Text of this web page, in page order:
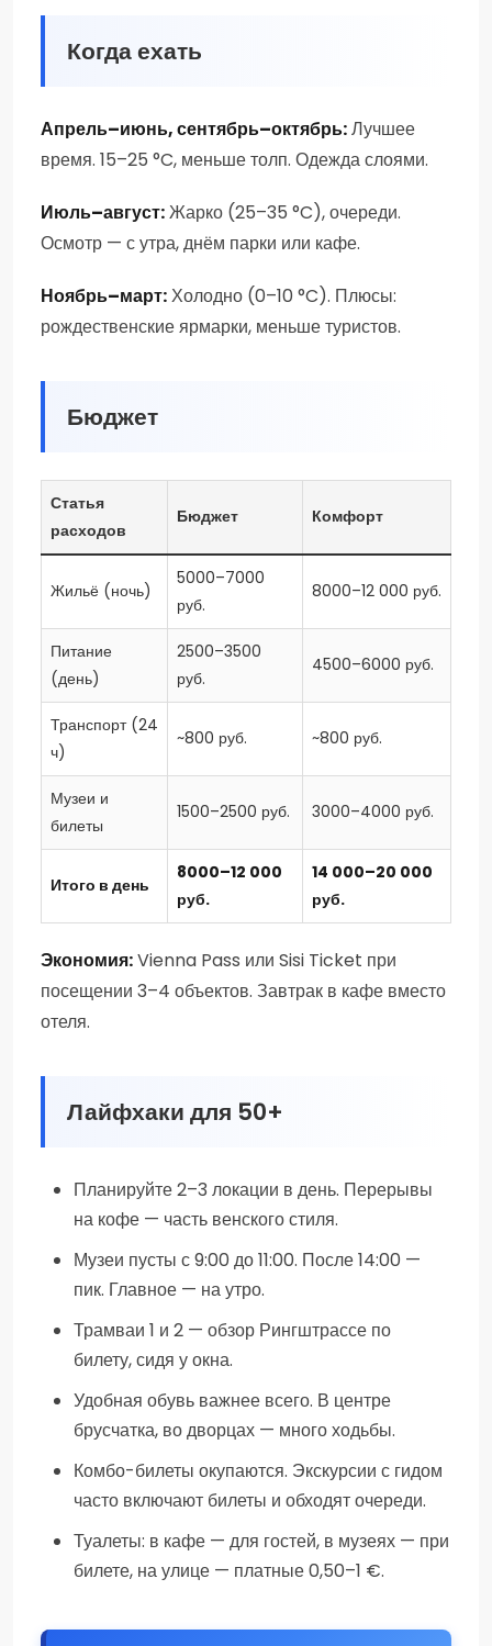
Когда ехать
Апрель–июнь, сентябрь–октябрь:Лучшее
время. 15–25 °C, меньше толп. Одежда слоями.
Июль–август:Жарко (25–35 °C), очереди.
Осмотр — с утра, днём парки или кафе.
Ноябрь–март:Холодно (0–10 °C). Плюсы:
рождественские ярмарки, меньше туристов.
Бюджет
Статья
расходов
Бюджет Комфорт
Жильё (ночь)
5000–7000
руб.
8000–12 000 руб.
Питание
(день)
2500–3500
руб.
4500–6000 руб.
Транспорт (24
ч)
~800 руб. ~800 руб.
Музеи и
билеты
1500–2500 руб. 3000–4000 руб.
Итого в день
8000–12 000
руб.
14 000–20 000
руб.
Экономия:Vienna Pass или Sisi Ticket при
посещении 3–4 объектов. Завтрак в кафе вместо
отеля.
Лайфхаки для 50+
Планируйте 2–3 локации в день. Перерывы
на кофе — часть венского стиля.
Музеи пусты с 9:00 до 11:00. После 14:00 —
пик. Главное — на утро.
Трамваи 1 и 2 — обзор Рингштрассе по
билету, сидя у окна.
Удобная обувь важнее всего. В центре
брусчатка, во дворцах — много ходьбы.
Комбо-билеты окупаются. Экскурсии с гидом
часто включают билеты и обходят очереди.
Туалеты: в кафе — для гостей, в музеях — при
билете, на улице — платные 0,50–1 €.